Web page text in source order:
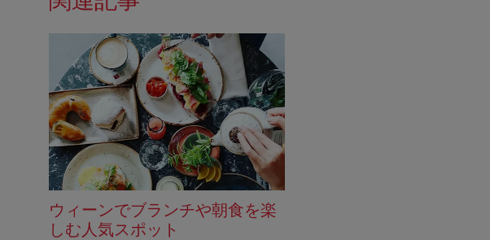
ウィーンでブランチや朝食を楽
しむ人気スポット